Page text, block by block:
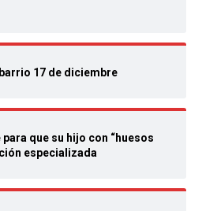
17 de diciembre
para que su hijo con “huesos
especializada